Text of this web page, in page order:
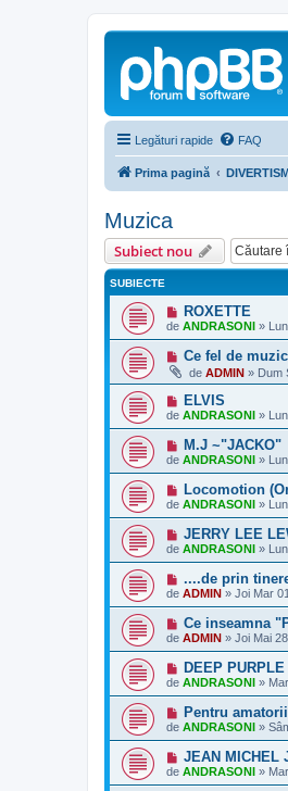
Legături rapide FAQ
Prima pagină
Muzica
Subiect nou
SUBIECTE
ROXETTE
de ANDRASONI »
Ce fel de
de ADMIN » Dum
ELVIS
de ANDRASONI »
M.J ~"JACKO"
de ANDRASONI »
Locomotion
de ANDRASONI »
JERRY LEE
de ANDRASONI »
....de prin
de ADMIN » Joi Mar
Ce inseamna
de ADMIN » Joi Mai
DEEP
de ANDRASONI »
Pentru
de ANDRASONI »
JEAN MICHEL
de ANDRASONI »